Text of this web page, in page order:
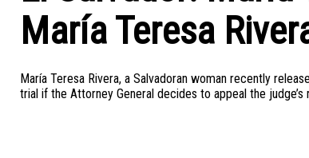
María Teresa
María Teresa Rivera, a Salvadoran woman recently
trial if the Attorney General decides to appeal the